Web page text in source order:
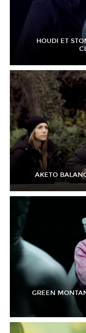
HOUDI ET
AKETO
GREEN